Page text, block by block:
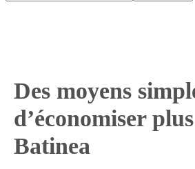
Des moyens
d’économiser
Batinea